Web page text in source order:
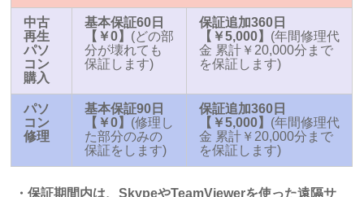
中古
再生
パソ
コン
購入
基本保証60日
【￥0】 (どの部
分が壊れても
保証します)
保証追加360日
【￥5,000】 (年間修理代
金 累計￥20,000分まで
を保証します)
パソ
コン
修理
基本保証90日
【￥0】 (修理し
た部分のみの
保証をします)
保証追加360日
【￥5,000】 (年間修理代
金 累計￥20,000分まで
を保証します)
・保証期間内は、SkypeやTeamViewerを使った遠隔サ